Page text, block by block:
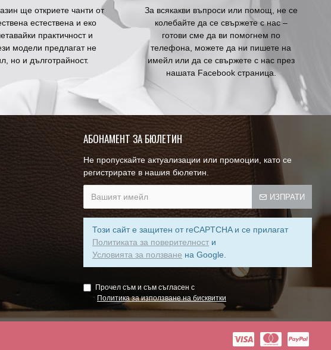
ще откриете чанти от
естествена и еко
практичност и
модели предлагат не
но и дълготрайност.
За всякакви въпроси или помощ, не се
колебайте да се свържете с нас –
готови сме да ви помогнем по
телефона, можете да ни пишете на
имейл или да се свържете с нас през
нашата Facebook страница.
АБОНАМЕНТ ЗА БЮЛЕТИН
Не пропускайте актуализации или промоции, като се
регистрирате в нашия бюлетин.
ИЗПРАТИ
Този сайт е защитен от reCAPTCHA и се прилагат
Политиката за поверителност и
Условията за ползване на Google.
Прочел съм и съм съгласен с
Пoлитика зa изпoлзвaнe нa бисквитки